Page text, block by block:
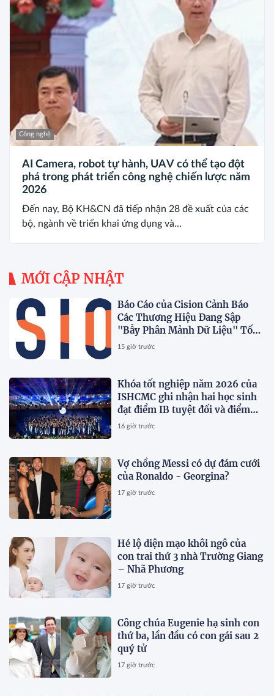
Công nghệ
AI Camera, robot tự hành, UAV có thể tạo đột
phá trong phát triển công nghệ chiến lược năm
2026
Đến nay, Bộ KH&CN đã tiếp nhận 28 đề xuất của các
bộ, ngành về triển khai ứng dụng và...
MỚI CẬP NHẬT
Báo Cáo của Cision Cảnh Báo
Các Thương Hiệu Đang Sập
"Bẫy Phân Mảnh Dữ Liệu" Tốn
Kém
15 giờ trước
Khóa tốt nghiệp năm 2026 của
ISHCMC ghi nhận hai học sinh
đạt điểm IB tuyệt đối và điểm
trung bình toàn khóa đạt 34,5
16 giờ trước
Vợ chồng Messi có dự đám cưới
của Ronaldo - Georgina?
17 giờ trước
Hé lộ diện mạo khôi ngô của
con trai thứ 3 nhà Trường Giang
– Nhã Phương
17 giờ trước
Công chúa Eugenie hạ sinh con
thứ ba, lần đầu có con gái sau 2
quý tử
17 giờ trước